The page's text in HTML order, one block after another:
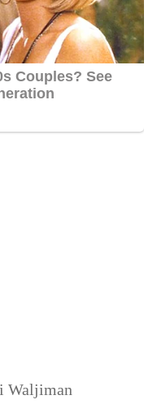
Waljiman